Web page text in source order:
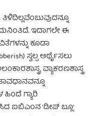
ಇದಾಗಲೇ ಈ
ಕೂಡಾ
ಸ್ವಲ್ಪ ಅರ್ಥೈಸಲು
ವ್ಯಾಕರಣಶಾಸ್ತ್ರ
ಹಿಂದೆ ಗ್ಯಾರಿ
ಐಬಿಎಂನ ’ಡೀಪ್ ಬ್ಲೂ’